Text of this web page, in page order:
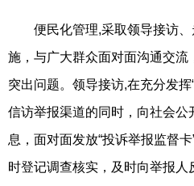
便民化管理,采取领导接访、
施，与广大群众面对面沟通交
突出问题。领导接访,在充分发
信访举报渠道的同时，向社会公
息，面对面发放“投诉举报监督
时登记调查核实，及时向举报人